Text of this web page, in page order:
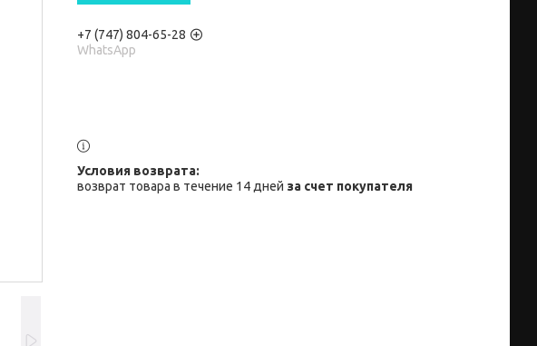
+7 (747) 804-65-28
WhatsApp
возврат товара в течение 14 дней за счет покупателя